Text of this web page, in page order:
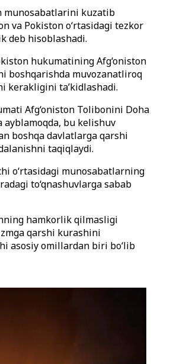
munosabatlarini kuzatib
va Pokiston o‘rtasidagi tezkor
deb hisoblashadi.
hukumatining Afg‘oniston
boshqarishda muvozanatliroq
kerakligini ta’kidlashadi.
Afg‘oniston Tolibonini Doha
bu kelishuv
boshqa davlatlarga qarshi
taqiqlaydi.
o‘rtasidagi munosabatlarning
to‘qnashuvlarga sabab
hamkorlik qilmasligi
qarshi kurashini
asosiy omillardan biri bo‘lib